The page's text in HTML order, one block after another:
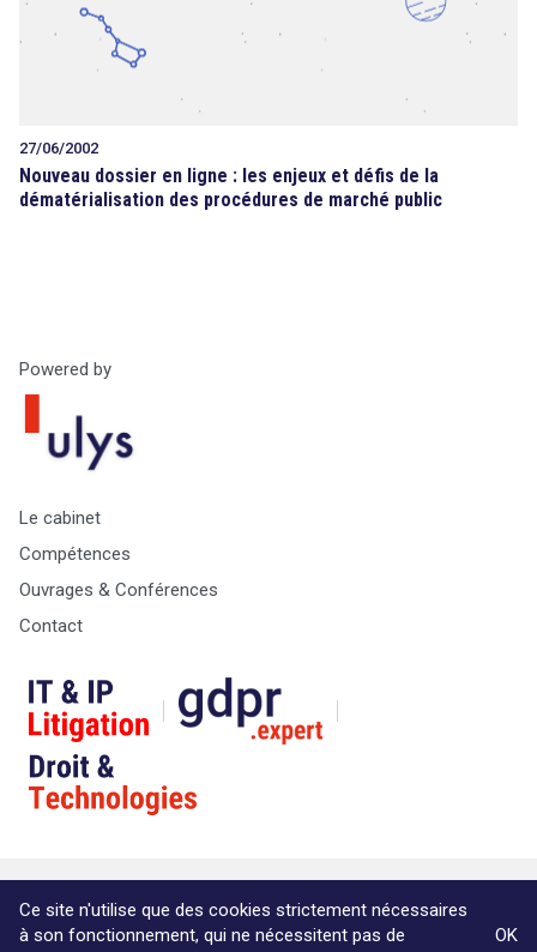
27/06/2002
Nouveau dossier en ligne : les enjeux et défis de la
dématérialisation des procédures de marché public
Powered by
Le cabinet
Compétences
Ouvrages & Conférences
Contact
© Copyright Max & Zoé SPRL - Vie Privée -A propos &
informations légales
Ce site n'utilise que des cookies strictement nécessaires
à son fonctionnement, qui ne nécessitent pas de
OK